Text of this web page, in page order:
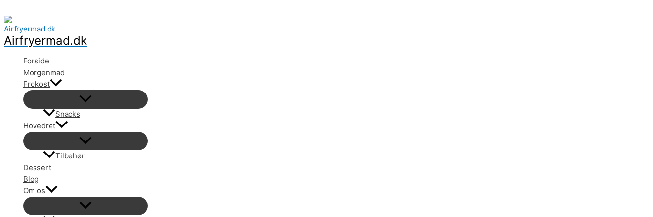
til
indholdet
Airfryermad.dk
Forside
Morgenmad
Frokost
Snacks
Hovedret
Tilbehør
Dessert
Blog
Om os